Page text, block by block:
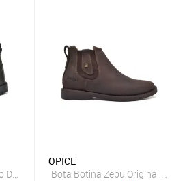
560FG Preto
OPICE
Bota Botina Zebu Original